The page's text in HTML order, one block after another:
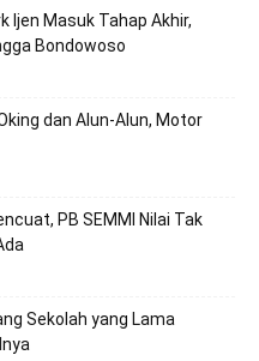
Ijen Masuk Tahap Akhir,
Bondowoso
dan Alun-Alun, Motor
PB SEMMI Nilai Tak
Sekolah yang Lama